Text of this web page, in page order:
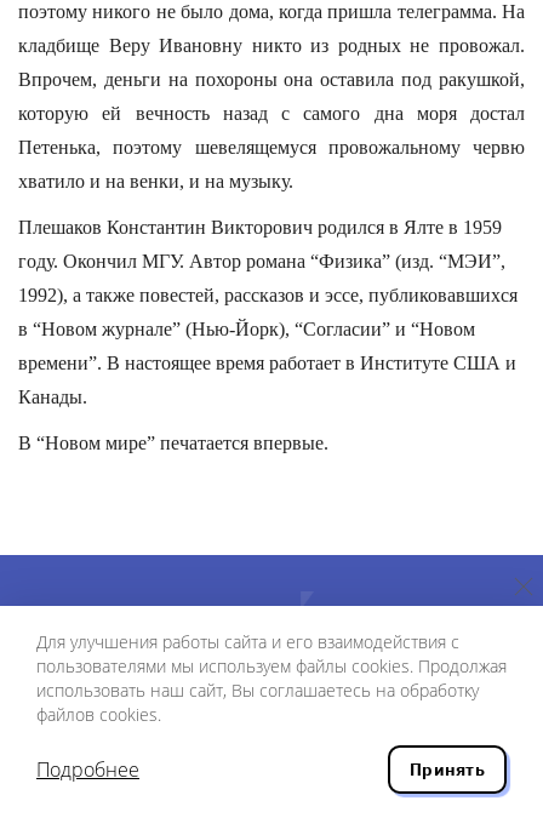
поэтому никого не было дома, когда пришла телеграмма. На
кладбище Веру Ивановну никто из родных не провожал.
Впрочем, деньги на похороны она оставила под ракушкой,
которую ей вечность назад с самого дна моря достал
Петенька, поэтому шевелящемуся провожальному червю
хватило и на венки, и на музыку.
Плешаков Константин Викторович родился в Ялте в 1959
году. Окончил МГУ. Автор романа “Физика” (изд. “МЭИ”,
1992), а также повестей, рассказов и эссе, публиковавшихся
в “Новом журнале” (Нью-Йорк), “Согласии” и “Новом
времени”. В настоящее время работает в Институте США и
Канады.
В “Новом мире” печатается впервые.
70636
Для улучшения работы сайта и его взаимодействия с
пользователями мы используем файлы cookies. Продолжая
использовать наш сайт, Вы соглашаетесь на обработку
файлов cookies.
Подробнее Принять